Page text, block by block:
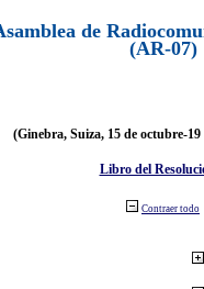
de
(AR-07)
(Ginebra, Suiza, 15 de octubre-19
Libro del
Contraer todo